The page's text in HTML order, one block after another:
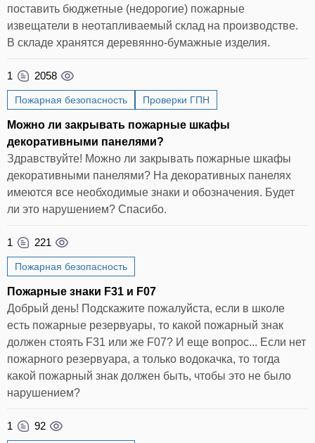
поставить бюджетные (недорогие) пожарные
извещатели в неотапливаемый склад на производстве.
В складе хранятся деревянно-бумажные изделия.
1 2058
Пожарная безопасность Проверки ГПН
Можно ли закрывать пожарные шкафы
декоративными панелями?
Здравствуйте! Можно ли закрывать пожарные шкафы
декоративными панелями? На декоративных панелях
имеются все необходимые знаки и обозначения. Будет
ли это нарушением? Спасибо.
1 221
Пожарная безопасность
Пожарные знаки F31 и F07
Добрый день! Подскажите пожалуйста, если в школе
есть пожарные резервуары, то какой пожарный знак
должен стоять F31 или же F07? И еще вопрос... Если нет
пожарного резервуара, а только водокачка, то тогда
какой пожарный знак должен быть, чтобы это не было
нарушением?
1 92